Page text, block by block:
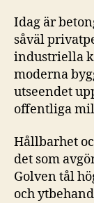
Idag är
såväl
industriella
moderna
utseendet
offentliga
Hållbarhet
det som
Golven tål
och